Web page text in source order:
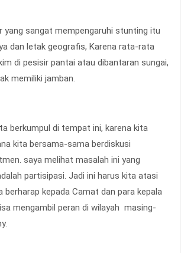
yang sangat mempengaruhi stunting itu
dan letak geografis, Karena rata-rata
di pesisir pantai atau dibantaran sungai,
memiliki jamban.
berkumpul di tempat ini, karena kita
kita bersama-sama berdiskusi
saya melihat masalah ini yang
partisipasi. Jadi ini harus kita atasi
berharap kepada Camat dan para kepala
mengambil peran di wilayah masing-